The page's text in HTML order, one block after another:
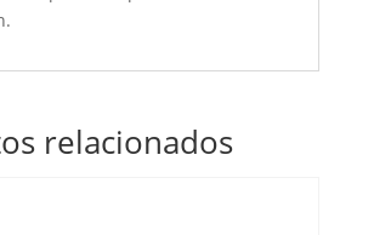
relacionados